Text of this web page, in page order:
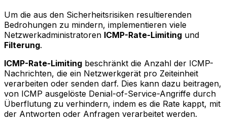
Um die aus den Sicherheitsrisiken resultierenden
Bedrohungen zu mindern, implementieren viele
Netzwerkadministratoren ICMP-Rate-Limiting und
Filterung.
ICMP-Rate-Limiting beschränkt die Anzahl der ICMP-
Nachrichten, die ein Netzwerkgerät pro Zeiteinheit
verarbeiten oder senden darf. Dies kann dazu beitragen,
von ICMP ausgelöste Denial-of-Service-Angriffe durch
Überflutung zu verhindern, indem es die Rate kappt, mit
der Antworten oder Anfragen verarbeitet werden.